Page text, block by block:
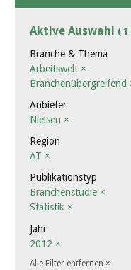
Aktive Auswahl (
Branche & Thema
Arbeitswelt ×
Branchenübergreifend
Anbieter
Nielsen ×
Region
AT ×
Publikationstyp
Branchenstudie ×
Statistik ×
Jahr
2012 ×
Alle Filter entfernen ×